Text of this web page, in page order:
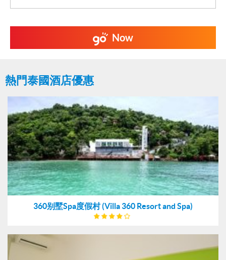
Now
熱門泰國酒店優惠
360别墅Spa度假村 (Villa 360 Resort and Spa)